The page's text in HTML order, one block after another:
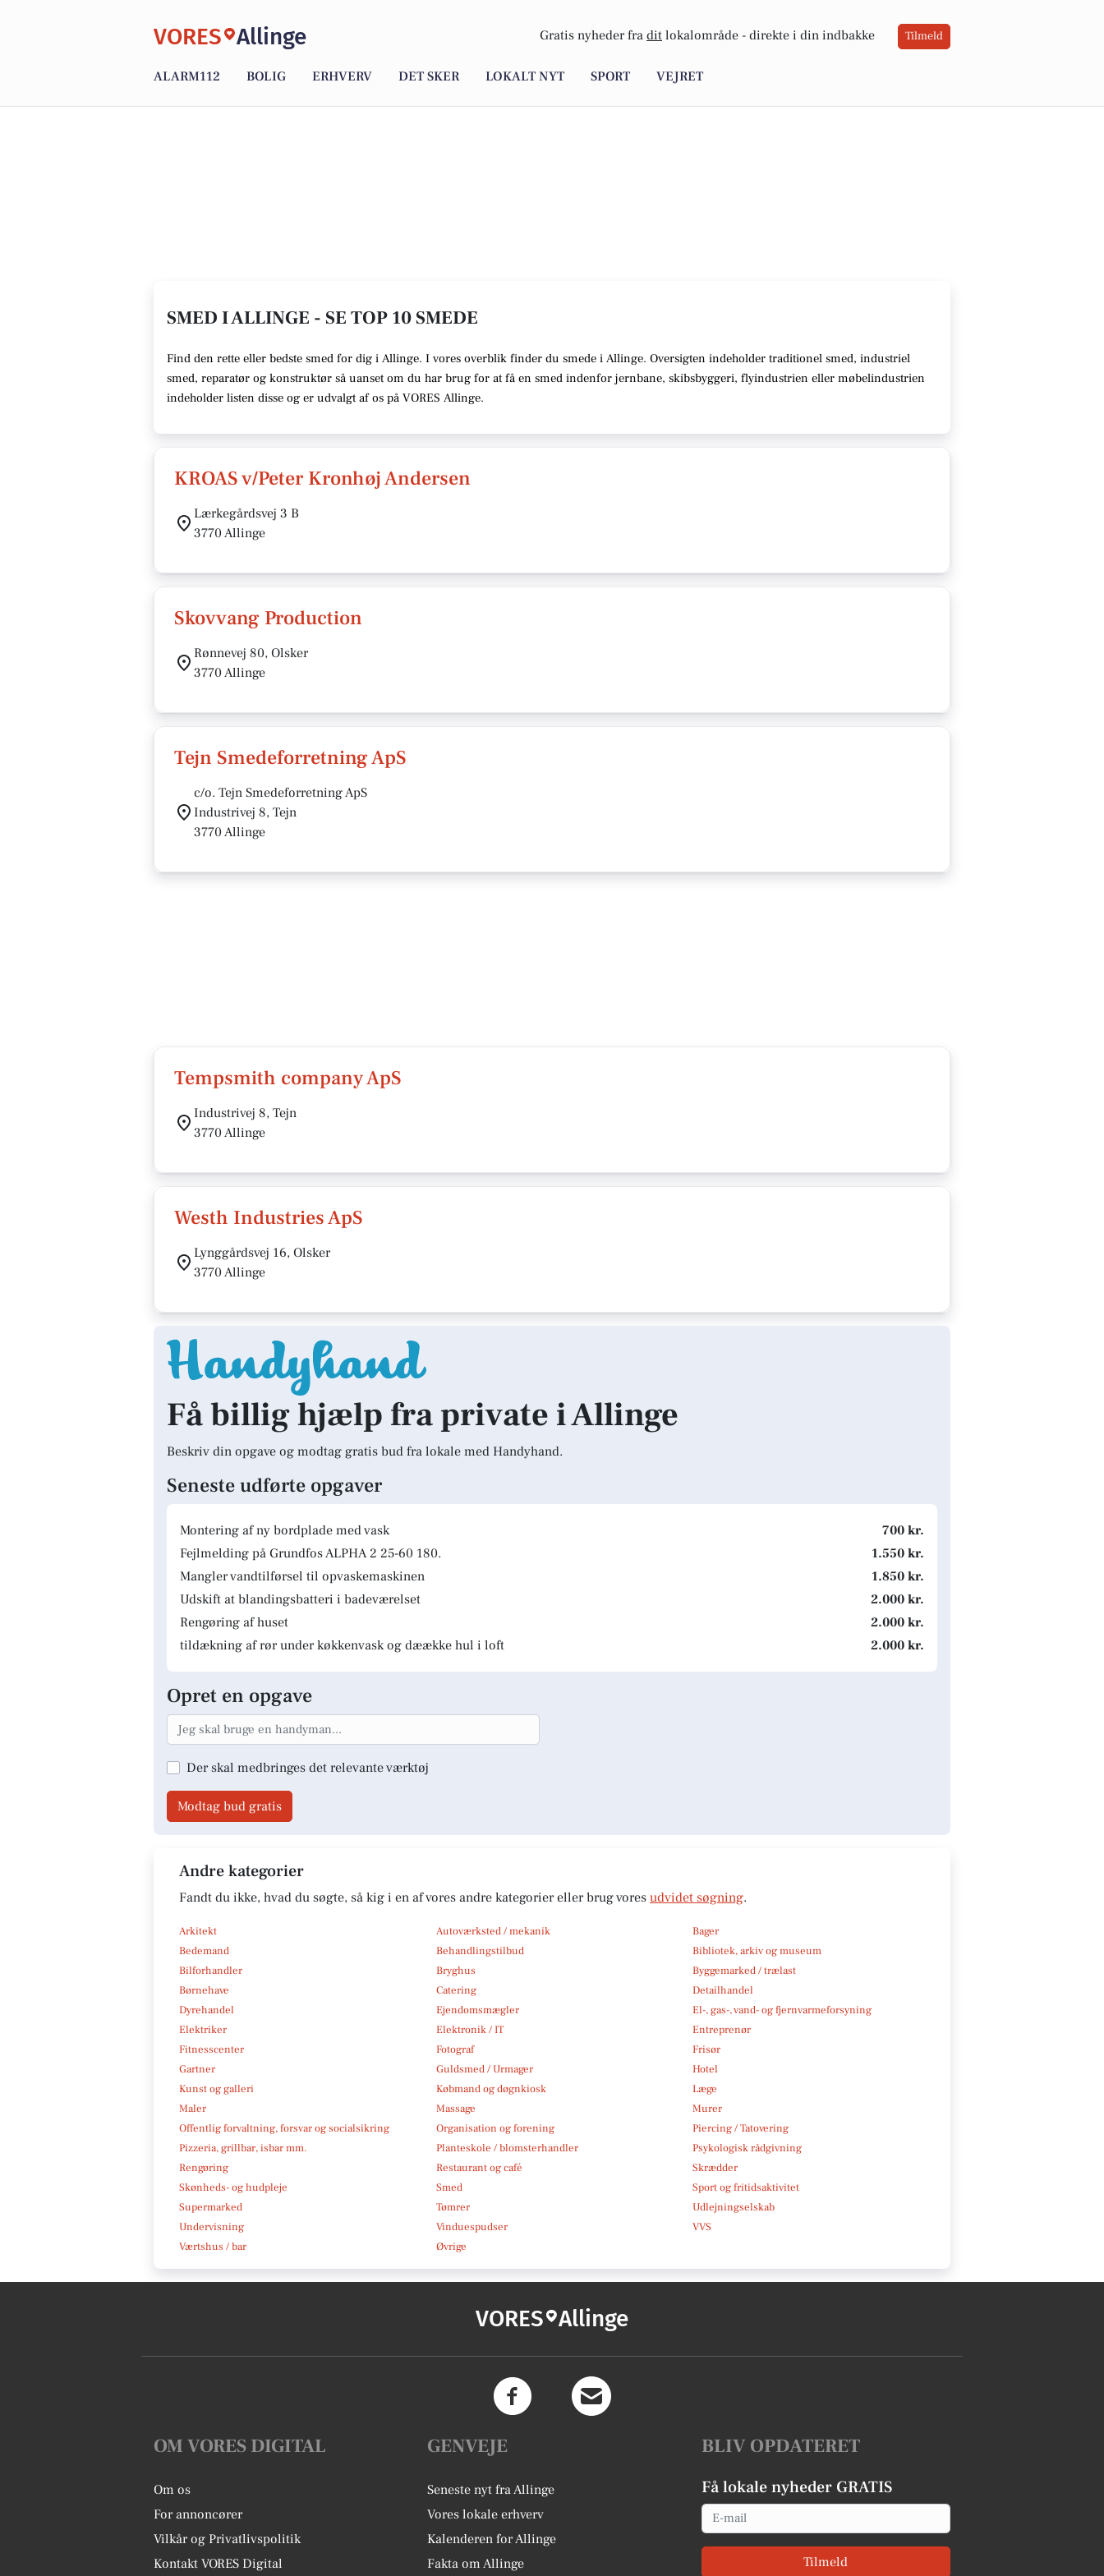
VORES Allinge Gratis nyheder fra dit lokalområde - direkte i din indbakke Tilmeld
ALARM112 BOLIG ERHVERV DET SKER LOKALT NYT SPORT VEJRET
SMED I ALLINGE - SE TOP 10 SMEDE
Find den rette eller bedste smed for dig i Allinge. I vores overblik finder du smede i Allinge. Oversigten indeholder traditionel smed, industriel
smed, reparatør og konstruktør så uanset om du har brug for at få en smed indenfor jernbane, skibsbyggeri, flyindustrien eller møbelindustrien
indeholder listen disse og er udvalgt af os på VORES Allinge.
KROAS v/Peter Kronhøj Andersen
Lærkegårdsvej 3 B
3770 Allinge
Skovvang Production
Rønnevej 80, Olsker
3770 Allinge
Tejn Smedeforretning ApS
c/o. Tejn Smedeforretning ApS
Industrivej 8, Tejn
3770 Allinge
Tempsmith company ApS
Industrivej 8, Tejn
3770 Allinge
Westh Industries ApS
Lynggårdsvej 16, Olsker
3770 Allinge
Få billig hjælp fra private i Allinge
Beskriv din opgave og modtag gratis bud fra lokale med Handyhand.
Seneste udførte opgaver
Montering af ny bordplade med vask
700 kr.
Fejlmelding på Grundfos ALPHA 2 25-60 180.
1.550 kr.
Mangler vandtilførsel til opvaskemaskinen
1.850 kr.
Udskift at blandingsbatteri i badeværelset
2.000 kr.
Rengøring af huset
2.000 kr.
tildækning af rør under køkkenvask og dæække hul i loft
2.000 kr.
Opret en opgave
Der skal medbringes det relevante værktøj
Modtag bud gratis
Andre kategorier
Fandt du ikke, hvad du søgte, så kig i en af vores andre kategorier eller brug vores udvidet søgning.
Arkitekt Autoværksted / mekanik
Bager
Bedemand
Behandlingstilbud
Bibliotek, arkiv og museum
Bilforhandler
Bryghus
Byggemarked / trælast
Børnehave
Catering
Detailhandel
Dyrehandel
Ejendomsmægler
El-, gas-, vand- og fjernvarmeforsyning
Elektriker
Elektronik / IT
Entreprenør
Fitnesscenter
Fotograf
Frisør
Gartner
Guldsmed / Urmager
Hotel
Kunst og galleri
Købmand og døgnkiosk
Læge
Maler
Massage
Murer
Offentlig forvaltning, forsvar og socialsikring
Organisation og forening
Piercing / Tatovering
Pizzeria, grillbar, isbar mm.
Planteskole / blomsterhandler
Psykologisk rådgivning
Rengøring
Restaurant og café
Skrædder
Skønheds- og hudpleje
Smed
Sport og fritidsaktivitet
Supermarked
Tømrer
Udlejningselskab
Undervisning
Vinduespudser
VVS
Værtshus / bar
Øvrige
VORES Allinge
OM VORES DIGITAL
Om os
For annoncører
Vilkår og Privatlivspolitik
Kontakt VORES Digital
GENVEJE
Seneste nyt fra Allinge
Vores lokale erhverv
Kalenderen for Allinge
Fakta om Allinge
BLIV OPDATERET
Få lokale nyheder GRATIS
Email
Tilmeld